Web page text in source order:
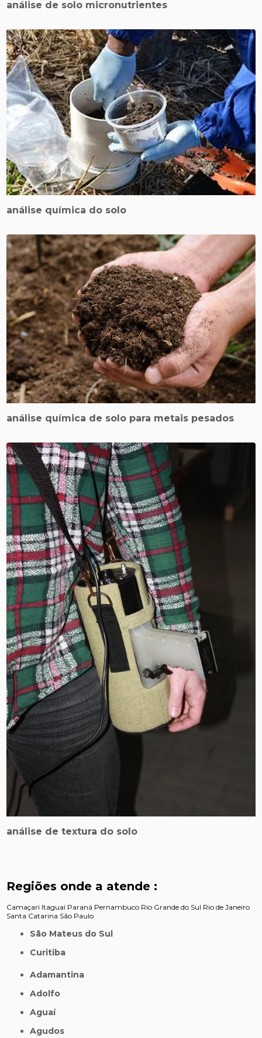
análise de solo micronutrientes
análise química do solo
análise química de solo para metais pesados
análise de textura do solo
Regiões onde a atende :
Camaçari Itaguaí Paraná Pernambuco Rio Grande do Sul Rio de Janeiro
Santa Catarina São Paulo
São Mateus do Sul
Curitiba
Adamantina
Adolfo
Aguaí
Agudos